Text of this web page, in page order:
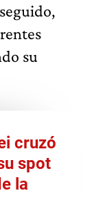
su
cruzó
spot
la